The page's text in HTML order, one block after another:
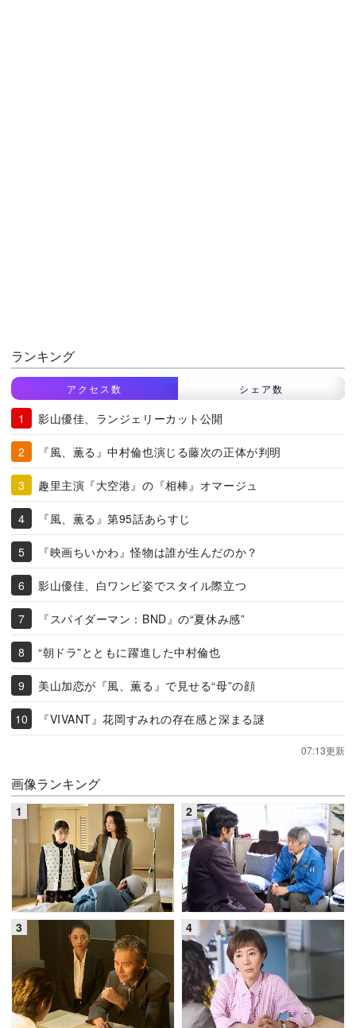
ランキング
アクセス数 シェア数
影山優佳、ランジェリーカット公開
『風、薫る』中村倫也演じる藤次の正体が判明
趣里主演『大空港』の『相棒』オマージュ
『風、薫る』第95話あらすじ
『映画ちいかわ』怪物は誰が生んだのか？
影山優佳、白ワンピ姿でスタイル際立つ
『スパイダーマン：BND』の“夏休み感”
“朝ドラ”とともに躍進した中村倫也
美山加恋が『風、薫る』で見せる“母”の顔
『VIVANT』花岡すみれの存在感と深まる謎
07:13更新
画像ランキング